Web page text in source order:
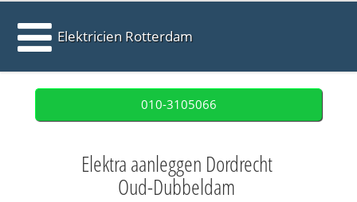
Elektricien Rotterdam
010-3105066
Elektra aanleggen Dordrecht
Oud-Dubbeldam